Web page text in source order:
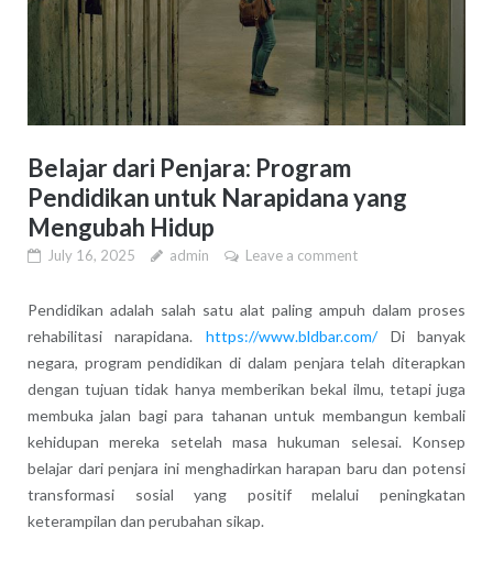
Belajar dari Penjara: Program
Pendidikan untuk Narapidana yang
Mengubah Hidup
July 16, 2025 admin Leave a comment
Pendidikan adalah salah satu alat paling ampuh dalam proses
rehabilitasi narapidana. https://www.bldbar.com/Di banyak
negara, program pendidikan di dalam penjara telah diterapkan
dengan tujuan tidak hanya memberikan bekal ilmu, tetapi juga
membuka jalan bagi para tahanan untuk membangun kembali
kehidupan mereka setelah masa hukuman selesai. Konsep
belajar dari penjara ini menghadirkan harapan baru dan potensi
transformasi sosial yang positif melalui peningkatan
keterampilan dan perubahan sikap.